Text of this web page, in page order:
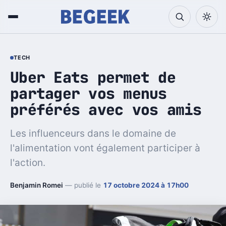
TECH
Uber Eats permet de
partager vos menus
préférés avec vos amis
Les influenceurs dans le domaine de
l'alimentation vont également participer à
l'action.
Benjamin Romei — publié le 17 octobre 2024 à 17h00